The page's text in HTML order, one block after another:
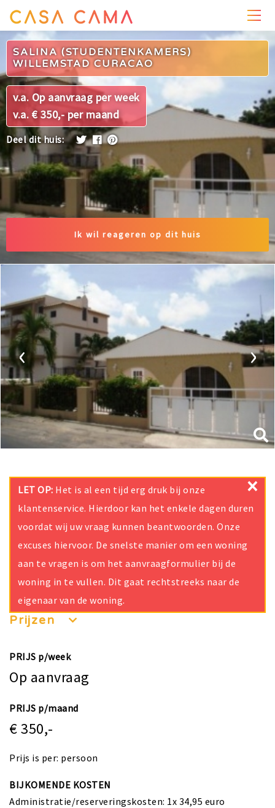
PRIJZEN WONING
SALINA (STUDENTENKAMERS)
WILLEMSTAD CURACAO
v.a. Op aanvraag per week
v.a. € 350,- per maand
Deel dit huis:
Ik wil reageren op dit huis
‹ ›
×
LET OP: Het is al een tijd erg druk bij onze
klantenservice. Hierdoor kan het enkele dagen duren
voordat wij uw vraag kunnen beantwoorden. Onze
excuses hiervoor. De snelste manier om een woning
aan te vragen is om het aanvraagformulier bij de
woning in te vullen. Dit gaat rechtstreeks naar de
eigenaar van de woning.
Prijzen
PRIJS p/week
Op aanvraag
PRIJS p/maand
€ 350,-
Prijs is per: persoon
BIJKOMENDE KOSTEN
Administratie/reserveringskosten: 1x 34,95 euro